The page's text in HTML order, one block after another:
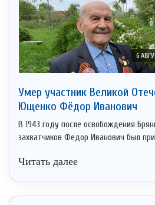
6
Умер участник Великой
Ющенко Фёдор Иванович
В 1943 году после освобождения
захватчиков Федор Иванович был
Читать далее